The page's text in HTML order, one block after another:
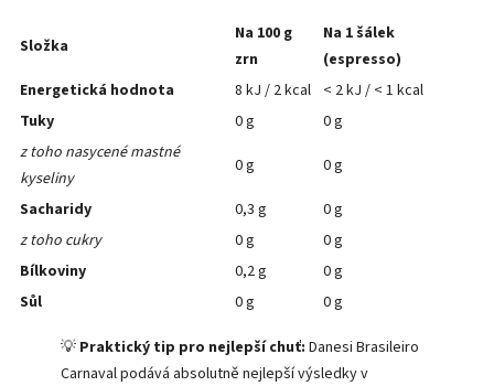
Složka
Na 100 g
zrn
Na 1 šálek
(espresso)
Energetická hodnota
8 kJ / 2 kcal < 2 kJ / < 1 kcal
Tuky
0 g
0 g
z toho nasycené mastné
kyseliny
0 g
0 g
Sacharidy
0,3 g
0 g
z toho cukry
0 g
0 g
Bílkoviny
0,2 g
0 g
Sůl
0 g 0 g
💡 Praktický tip pro nejlepší chuť: Danesi Brasileiro
Carnaval podává absolutně nejlepší výsledky v